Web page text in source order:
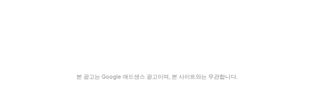
본 광고는 Google 애드센스 광고이며, 본 사이트와는 무관합니다.